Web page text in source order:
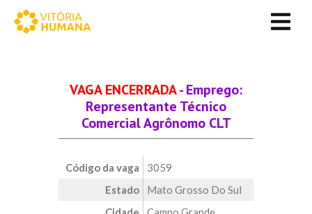
VAGA ENCERRADA- Emprego:
Representante Técnico
Comercial Agrônomo CLT
Código da vaga
3059
Estado
Mato Grosso Do Sul